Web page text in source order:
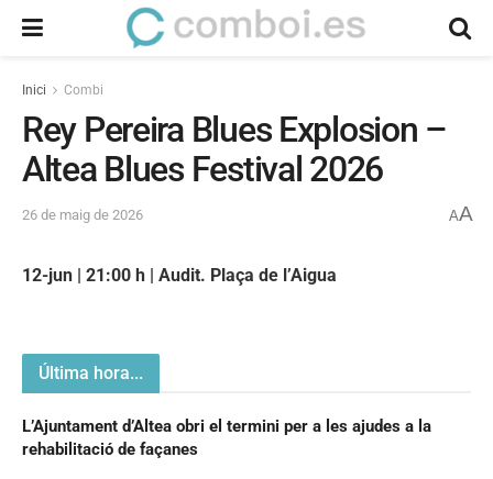
Inici Combi
Rey Pereira Blues Explosion –
Altea Blues Festival 2026
26 de maig de 2026 AA
12-jun | 21:00 h | Audit. Plaça de l’Aigua
Última hora...
L’Ajuntament d’Altea obri el termini per a les ajudes a la
rehabilitació de façanes